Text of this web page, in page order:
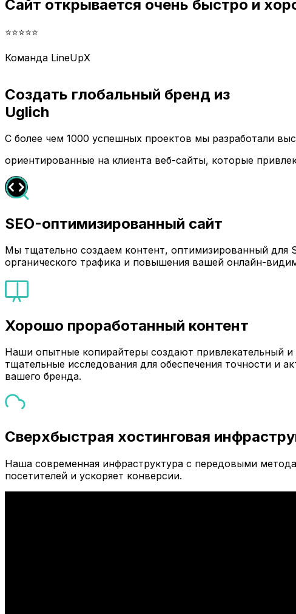
Сайт открывается очень быстро и
⭐⭐⭐⭐⭐
Команда LineUpX
Создать глобальный бренд из
Uglich
С более чем 1000 успешных проектов мы разработали
ориентированные на клиента веб-сайты, которые
SEO-оптимизированный сайт
Мы тщательно создаем контент, оптимизированный для
органического трафика и повышения вашей онлайн-
Хорошо проработанный контент
Наши опытные копирайтеры создают привлекательный
тщательные исследования для обеспечения точности и
вашего бренда.
Сверхбыстрая хостинговая
Наша современная инфраструктура с передовыми
посетителей и ускоряет конверсии.